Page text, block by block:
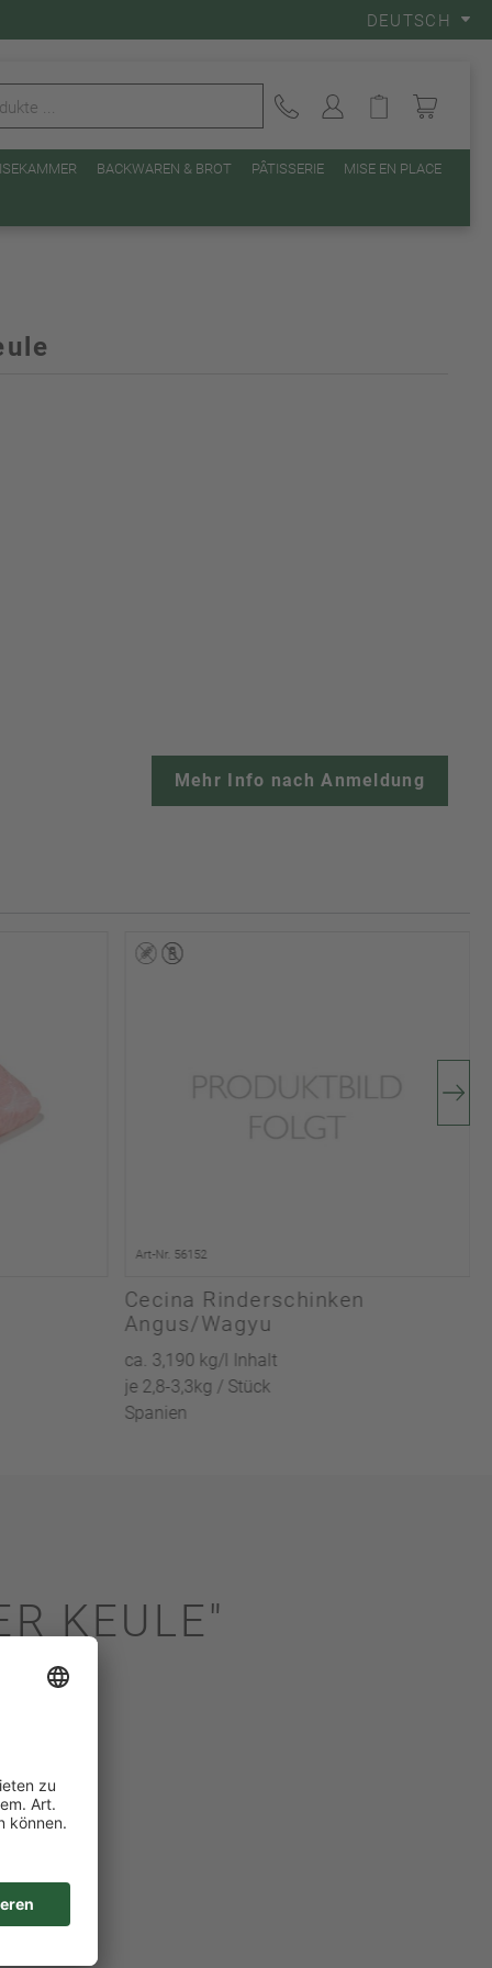
DEUTSCH
BACKWAREN & BROT PÂTISSERIE MISE EN PLACE
Mehr Info nach Anmeldung
Art-Nr. 56152
Cecina Rinderschinken
Angus/Wagyu
ca. 3,190 kg/l Inhalt
je 2,8-3,3kg / Stück
Spanien
KEULE"